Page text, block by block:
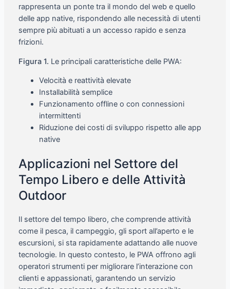
rappresenta un ponte tra il mondo del web e quello
delle app native, rispondendo alle necessità di utenti
sempre più abituati a un accesso rapido e senza
frizioni.
Figura 1. Le principali caratteristiche delle PWA:
Velocità e reattività elevate
Installabilità semplice
Funzionamento offline o con connessioni
intermittenti
Riduzione dei costi di sviluppo rispetto alle app
native
Applicazioni nel Settore del
Tempo Libero e delle Attività
Outdoor
Il settore del tempo libero, che comprende attività
come il pesca, il campeggio, gli sport all’aperto e le
escursioni, si sta rapidamente adattando alle nuove
tecnologie. In questo contesto, le PWA offrono agli
operatori strumenti per migliorare l’interazione con
clienti e appassionati, garantendo un servizio